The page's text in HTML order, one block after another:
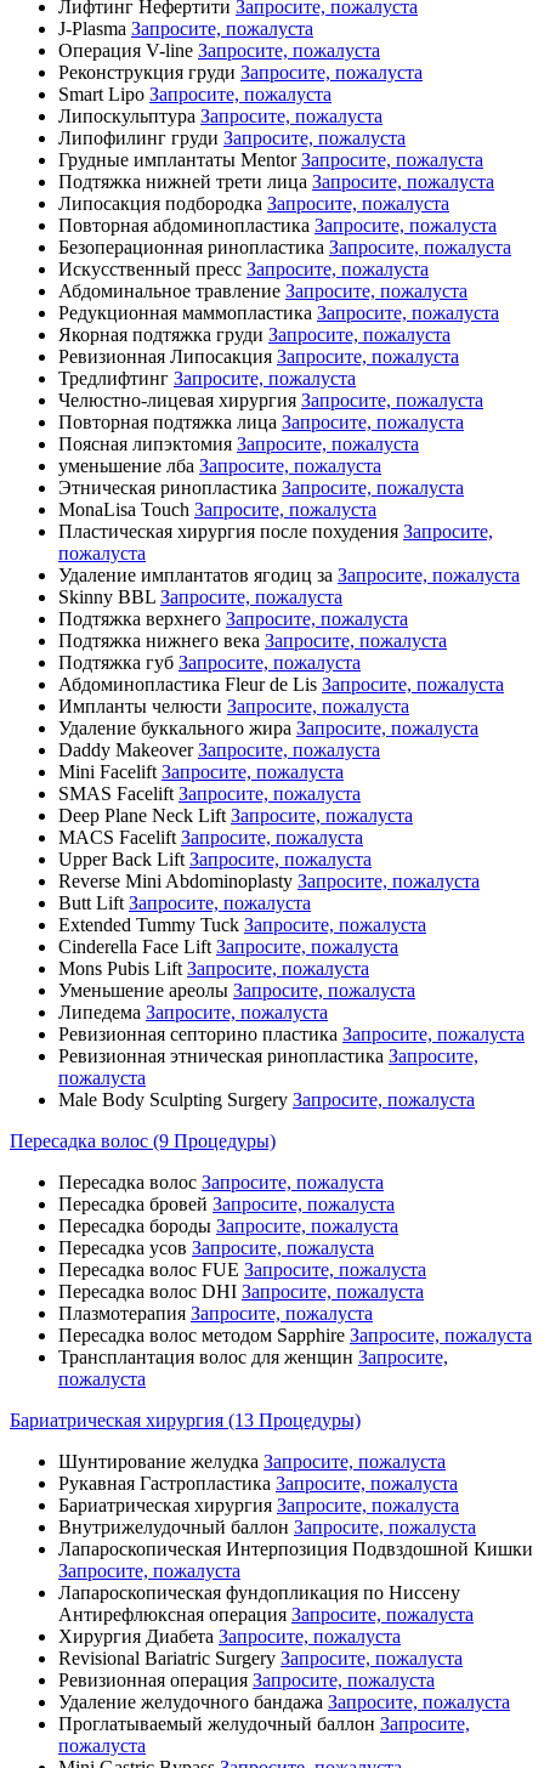
Лифтинг Нефертити Запросите, пожалуста
J-Plasma Запросите, пожалуста
Операция V-line Запросите, пожалуста
Реконструкция груди Запросите, пожалуста
Smart Lipo Запросите, пожалуста
Липоскульптура Запросите, пожалуста
Липофилинг груди Запросите, пожалуста
Грудные имплантаты Mentor Запросите, пожалуста
Подтяжка нижней трети лица Запросите, пожалуста
Липосакция подбородка Запросите, пожалуста
Повторная абдоминопластика Запросите, пожалуста
Безоперационная ринопластика Запросите, пожалуста
Искусственный пресс Запросите, пожалуста
Абдоминальное травление Запросите, пожалуста
Редукционная маммопластика Запросите, пожалуста
Якорная подтяжка груди Запросите, пожалуста
Ревизионная Липосакция Запросите, пожалуста
Тредлифтинг Запросите, пожалуста
Челюстно-лицевая хирургия Запросите, пожалуста
Повторная подтяжка лица Запросите, пожалуста
Поясная липэктомия Запросите, пожалуста
уменьшение лба Запросите, пожалуста
Этническая ринопластика Запросите, пожалуста
MonaLisa Touch Запросите, пожалуста
Пластическая хирургия после похудения Запросите,
пожалуста
Удаление имплантатов ягодиц за Запросите, пожалуста
Skinny BBL Запросите, пожалуста
Подтяжка верхнего Запросите, пожалуста
Подтяжка нижнего века Запросите, пожалуста
Подтяжка губ Запросите, пожалуста
Абдоминопластика Fleur de Lis Запросите, пожалуста
Импланты челюсти Запросите, пожалуста
Удаление буккального жира Запросите, пожалуста
Daddy Makeover Запросите, пожалуста
Mini Facelift Запросите, пожалуста
SMAS Facelift Запросите, пожалуста
Deep Plane Neck Lift Запросите, пожалуста
MACS Facelift Запросите, пожалуста
Upper Back Lift Запросите, пожалуста
Reverse Mini Abdominoplasty Запросите, пожалуста
Butt Lift Запросите, пожалуста
Extended Tummy Tuck Запросите, пожалуста
Cinderella Face Lift Запросите, пожалуста
Mons Pubis Lift Запросите, пожалуста
Уменьшение ареолы Запросите, пожалуста
Липедема Запросите, пожалуста
Ревизионная септорино пластика Запросите, пожалуста
Ревизионная этническая ринопластика Запросите,
пожалуста
Male Body Sculpting Surgery Запросите, пожалуста
Пересадка волос (9 Процедуры)
Пересадка волос Запросите, пожалуста
Пересадка бровей Запросите, пожалуста
Пересадка бороды Запросите, пожалуста
Пересадка усов Запросите, пожалуста
Пересадка волос FUE Запросите, пожалуста
Пересадка волос DHI Запросите, пожалуста
Плазмотерапия Запросите, пожалуста
Пересадка волос методом Sapphire Запросите, пожалуста
Трансплантация волос для женщин Запросите,
пожалуста
Бариатрическая хирургия (13 Процедуры)
Шунтирование желудка Запросите, пожалуста
Рукавная Гастропластика Запросите, пожалуста
Бариатрическая хирургия Запросите, пожалуста
Внутрижелудочный баллон Запросите, пожалуста
Лапароскопическая Интерпозиция Подвздошной Кишки
Запросите, пожалуста
Лапароскопическая фундопликация по Ниссену
Антирефлюксная операция Запросите, пожалуста
Хирургия Диабета Запросите, пожалуста
Revisional Bariatric Surgery Запросите, пожалуста
Ревизионная операция Запросите, пожалуста
Удаление желудочного бандажа Запросите, пожалуста
Проглатываемый желудочный баллон Запросите,
пожалуста